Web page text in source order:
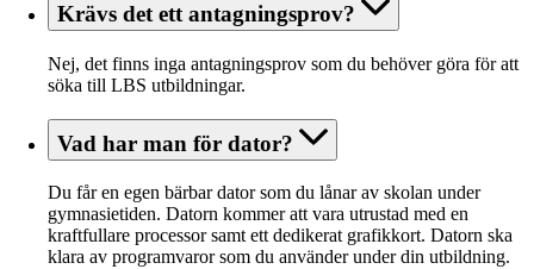
Krävs det ett antagningsprov?
Nej, det finns inga antagningsprov som du behöver göra för att
söka till LBS utbildningar.
Vad har man för dator?
Du får en egen bärbar dator som du lånar av skolan under
gymnasietiden. Datorn kommer att vara utrustad med en
kraftfullare processor samt ett dedikerat grafikkort. Datorn ska
klara av programvaror som du använder under din utbildning.